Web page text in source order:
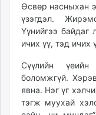
Өсвөр насныхан
үзэгдэл.
Үүнийгээ байдаг
ичих үү, тэд ичих
Сүүлийн
боломжгүй.
явна. Нэг үг
тэгж муухай